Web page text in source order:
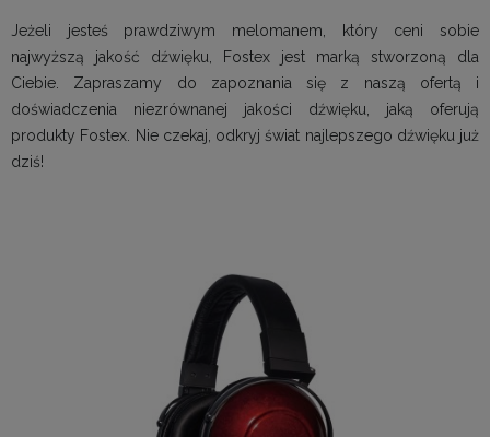
Jeżeli jesteś prawdziwym melomanem, który ceni sobie
najwyższą jakość dźwięku, Fostex jest marką stworzoną dla
Ciebie. Zapraszamy do zapoznania się z naszą ofertą i
doświadczenia niezrównanej jakości dźwięku, jaką oferują
produkty Fostex. Nie czekaj, odkryj świat najlepszego dźwięku już
dziś!